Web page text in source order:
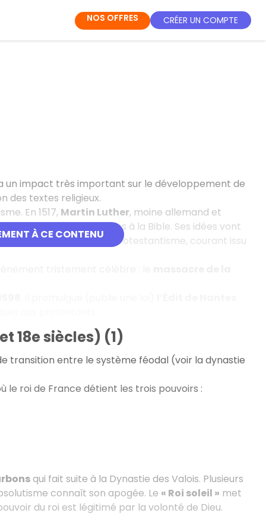
NOS OFFRES CRÉER UN COMPTE
À CE CONTENU
un impact très important sur le développement de
des textes religieux.
En 1517, Martin Luther, moine allemand et
qu’il trouve contraires à la Bible. Ses idées vont
Catholique et le Protestantisme, courant issu
18e siècles) (1)
transition entre le système féodal (voir la dynastie
le roi de France détient les trois pouvoirs :
qui fait suite à la Dynastie des Valois. Plusieurs
connaît son apogée. Le « Roi soleil » met
du roi est légitimé par la volonté de Dieu.